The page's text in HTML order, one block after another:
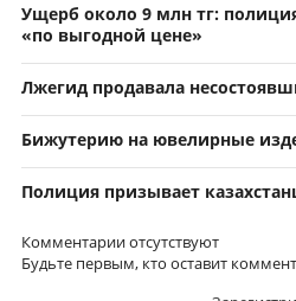
Ущерб около 9 млн тг:
«по выгодной цене»
Лжегид продавала
Бижутерию на ювелирные
Полиция призывает
Комментарии отсутствуют
Будьте первым, кто оставит